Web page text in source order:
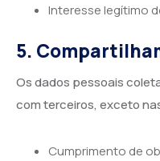
Interesse legítimo
5.
Os dados pessoais
com terceiros, exceto
Cumprimento de